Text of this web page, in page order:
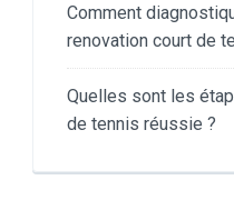
Comment
renovation court de
Quelles sont les
de tennis réussie ?